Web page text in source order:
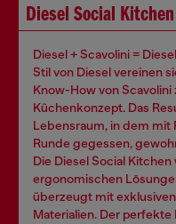
Diesel Social Kitchen
Diesel + Scavolini =
Stil von Diesel vereinen
Know-How von
Küchenkonzept. Das
Lebensraum, in dem
Runde gegessen,
Die Diesel Social
ergonomischen
überzeugt mit
Materialien. Der